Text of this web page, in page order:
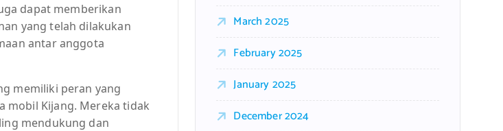
dapat memberikan
yang telah dilakukan
antar anggota
memiliki peran yang
mobil Kijang. Mereka tidak
mendukung dan
March 2025
February 2025
January 2025
December 2024